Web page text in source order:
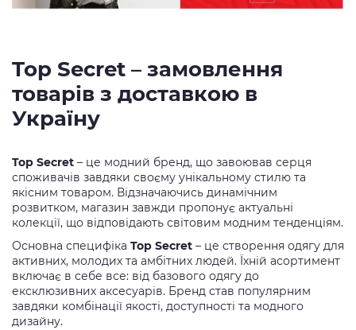
Top Secret – замовлення
товарів з доставкою в
Україну
Top Secret – це модний бренд, що завоював серця
споживачів завдяки своєму унікальному стилю та
якісним товаром. Відзначаючись динамічним
розвитком, магазин завжди пропонує актуальні
колекції, що відповідають світовим модним тенденціям.
Основна специфіка Top Secret – це створення одягу для
активних, молодих та амбітних людей. Їхній асортимент
включає в себе все: від базового одягу до
ексклюзивних аксесуарів. Бренд став популярним
завдяки комбінації якості, доступності та модного
дизайну.